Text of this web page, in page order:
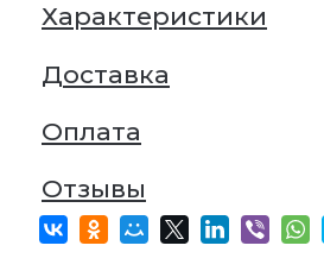
Характеристики
Доставка
Оплата
Отзывы